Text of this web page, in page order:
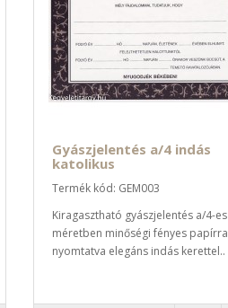
Gyászjelentés a/4 indás
katolikus
Termék kód: GEM003
Kiragasztható gyászjelentés a/4-es
méretben minőségi fényes papírra
nyomtatva elegáns indás kerettel..